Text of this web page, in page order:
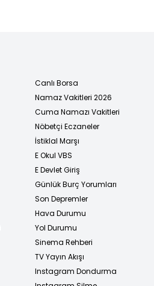
Canlı Borsa
Namaz Vakitleri 2026
Cuma Namazı Vakitleri
Nöbetçi Eczaneler
İstiklal Marşı
E Okul VBS
E Devlet Giriş
Günlük Burç Yorumları
Son Depremler
Hava Durumu
Yol Durumu
Sinema Rehberi
TV Yayın Akışı
Instagram Dondurma